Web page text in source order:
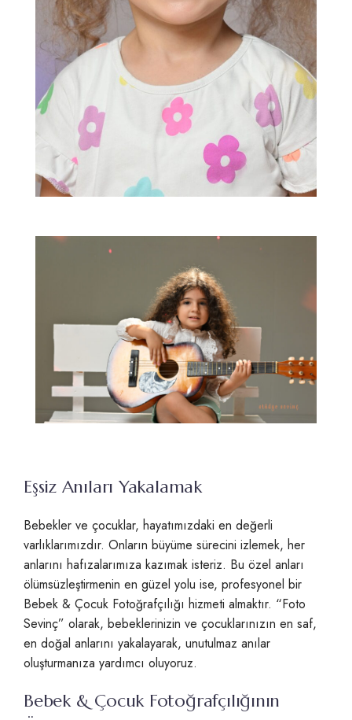
Eşsiz Anıları Yakalamak
Bebekler ve çocuklar, hayatımızdaki en değerli
varlıklarımızdır. Onların büyüme sürecini izlemek, her
anlarını hafızalarımıza kazımak isteriz. Bu özel anları
ölümsüzleştirmenin en güzel yolu ise, profesyonel bir
Bebek & Çocuk Fotoğrafçılığı hizmeti almaktır. “Foto
Sevinç” olarak, bebeklerinizin ve çocuklarınızın en saf,
en doğal anlarını yakalayarak, unutulmaz anılar
oluşturmanıza yardımcı oluyoruz.
Bebek & Çocuk Fotoğrafçılığının